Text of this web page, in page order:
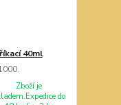
40ml
Zboží je
do